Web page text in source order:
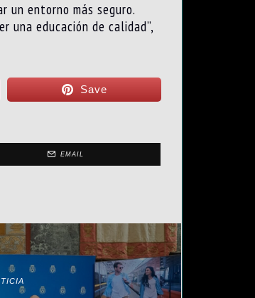
un entorno más seguro.
una educación de calidad”,
Save
EMAIL